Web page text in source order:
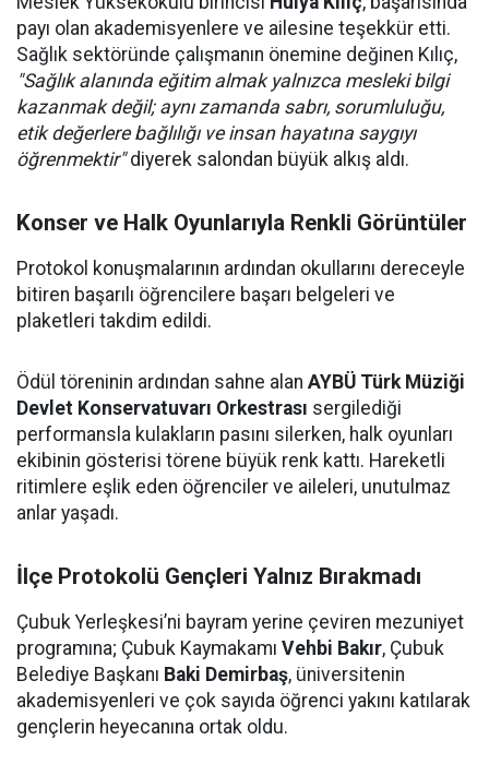
payı olan akademisyenlere ve ailesine teşekkür etti.
Sağlık sektöründe çalışmanın önemine değinen Kılıç,
"Sağlık alanında eğitim almak yalnızca mesleki bilgi
kazanmak değil; aynı zamanda sabrı, sorumluluğu,
etik değerlere bağlılığı ve insan hayatına saygıyı
öğrenmektir"diyerek salondan büyük alkış aldı.
Konser ve Halk Oyunlarıyla Renkli Görüntüler
Protokol konuşmalarının ardından okullarını dereceyle
bitiren başarılı öğrencilere başarı belgeleri ve
plaketleri takdim edildi.
Ödül töreninin ardından sahne alan AYBÜ Türk Müziği
Devlet Konservatuvarı Orkestrası sergilediği
performansla kulakların pasını silerken, halk oyunları
ekibinin gösterisi törene büyük renk kattı. Hareketli
ritimlere eşlik eden öğrenciler ve aileleri, unutulmaz
anlar yaşadı.
İlçe Protokolü Gençleri Yalnız Bırakmadı
Çubuk Yerleşkesi’ni bayram yerine çeviren mezuniyet
programına; Çubuk Kaymakamı Vehbi Bakır, Çubuk
Belediye Başkanı Baki Demirbaş, üniversitenin
akademisyenleri ve çok sayıda öğrenci yakını katılarak
gençlerin heyecanına ortak oldu.